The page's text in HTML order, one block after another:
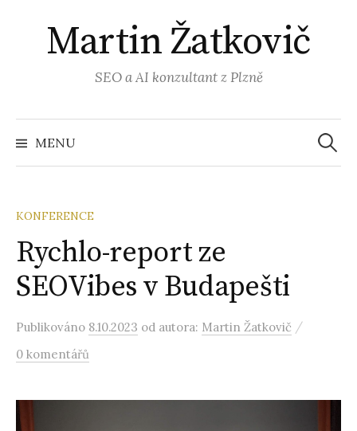
obsahuMartin Žatkovič
SEO a AI konzultant z Plzně
MENU
KONFERENCE
Rychlo-report ze
SEOVibes v Budapešti
Publikováno 8.10.2023 od autora: Martin Žatkovič /
0 komentářů